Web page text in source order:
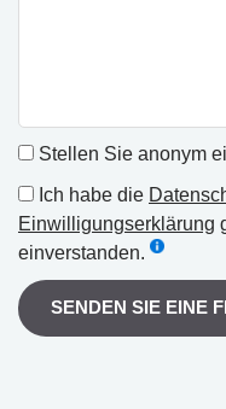
Stellen Sie anonym
Ich habe die
Einwilligungserklärung
einverstanden.
SENDEN SIE EINE